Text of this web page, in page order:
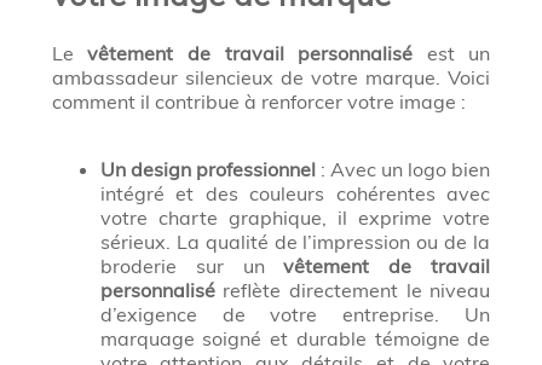
Levêtement de travail personnalisé est un
ambassadeur silencieux de votre marque. Voici
comment il contribue à renforcer votre image :
Un design professionnel: Avec un logo bien
intégré et des couleurs cohérentes avec
votre charte graphique, il exprime votre
sérieux. La qualité de l’impression ou de la
broderie sur unvêtement de travail
personnaliséreflète directement le niveau
d’exigence de votre entreprise. Un
marquage soigné et durable témoigne de